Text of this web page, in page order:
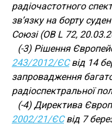
радіочастотного
зв’язку на борту
Союзі (ОВ L 72,
(-3) Рішення
243/2012/ЄСвід 14
запровадження
радіоспектральної
(-4) Директива
2002/21/ЄСвід 7